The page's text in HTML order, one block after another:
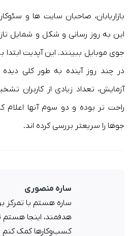
بازاریابان، صاحبان سایت ها و
این به روز رسانی و شکل و شمایل
جوی موبایل ببینند. این آپدیت
در چند روز آینده به طور کلی
آزمایش، تعداد زیادی از کاربران
راحت تر بوده و دو سوم آنها
جوها را سریعتر بررسی کرده اند.
ساره منصوری
ساره هستم با تمرکز
هدفمند، اینجا هستم
کسب‌وکارها کمک کنم